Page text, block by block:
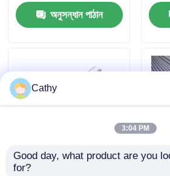
আমাদের সাথে যোগাযোগ
মামলা
শীট স্টেইনলেস স্টীল
অনুসন্ধান পাঠান
201 202 316 ASTM
Cathy
3:04 PM
Good day, what product are you
for?